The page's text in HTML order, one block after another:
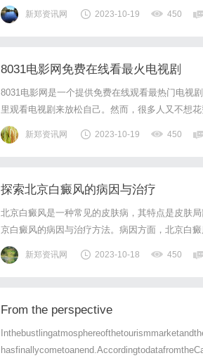
专科医院，XXX医院拥有一支专业的医疗团队，
医院拥有一流的诊断设备，能够准确判断白癜风
新郑资讯网 2023-10-19 450
8031电影网免费在线看最火电视剧
8031电影网是一个提供免费在线观看最热门电视
里观看电视剧来放松自己。然而，很多人又不想
他们的首选。8031电影网汇聚了众多最火的电视
用户只需在搜索栏中输入电视剧的名称，便可获
新郑资讯网 2023-10-19 450
探索北京白癜风的病因与治疗
北京白癜风是一种常见的皮肤病，其特点是皮肤
京白癜风的病因与治疗方法。病因方面，北京白
能异常导致的自身免疫性疾病。其中一种理论认
反应有关。遗传因素是北京白癜风发病的重要因
新郑资讯网 2023-10-18 450
From the perspective